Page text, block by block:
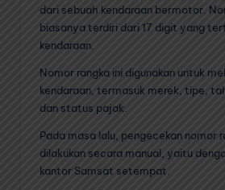
dari sebuah kendaraan bermotor.
biasanya terdiri dari 17 digit yang
kendaraan.
Nomor rangka ini digunakan untuk
kendaraan, termasuk merek, tipe,
dan status pajak.
Pada masa lalu, pengecekan nomor
dilakukan secara manual, yaitu
kantor Samsat setempat.